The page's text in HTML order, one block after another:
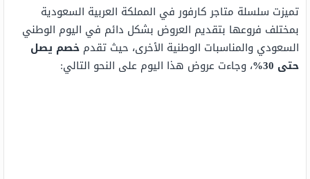
تميزت سلسلة متاجر كارفور في المملكة العربية السعودية
بمختلف فروعها بتقديم العروض بشكل دائم في اليوم الوطني
السعودي والمناسبات الوطنية الأخرى، حيث تقدم خصم يصل
حتى 30%
، وجاءت عروض هذا اليوم على النحو التالي: